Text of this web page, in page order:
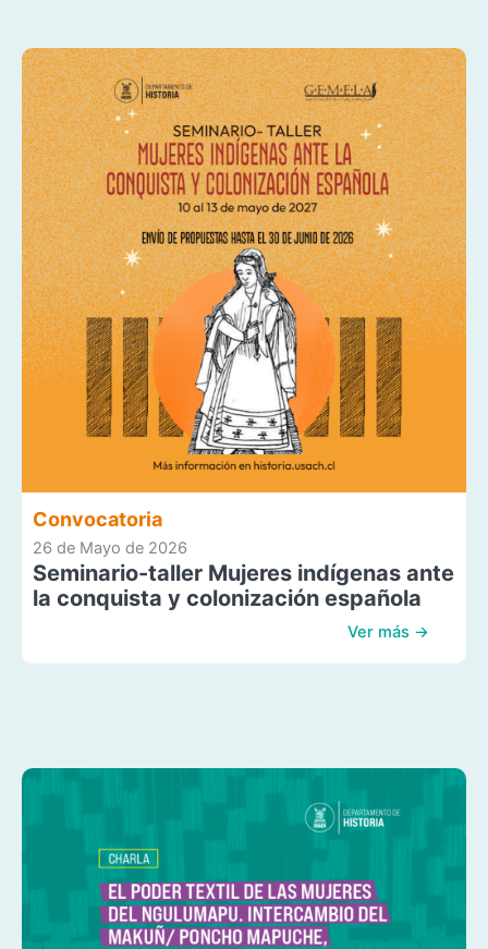
Convocatoria
26 de Mayo de 2026
Seminario-taller Mujeres indígenas ante
la conquista y colonización española
Ver más →